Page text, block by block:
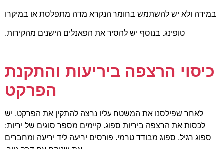
במידה ולא יש להשתמש בחומר הנקרא מדה מתפלסת או במיקרו
טופינג. בנוסף יש להסיר את הפאנלים הישנים מהקירות.
כיסוי הרצפה ביריעות והתקנת
הפרקט
לאחר שפילסנו את המשטח עליו נרצה להתקין את הפרקט, יש
לכסות את הרצפה ביריות ספוג. קיימים מספר סוגים של יריות:
ספוג רגיל, ספוג מבודד טרמי. פורסים יריעה ליד יריעה ומחברים